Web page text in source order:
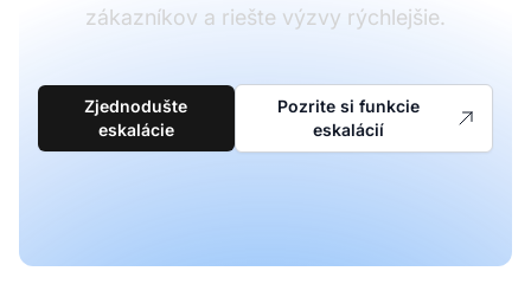
zákazníkov a riešte výzvy rýchlejšie.
Zjednodušte
eskalácie
Pozrite si funkcie
eskalácií